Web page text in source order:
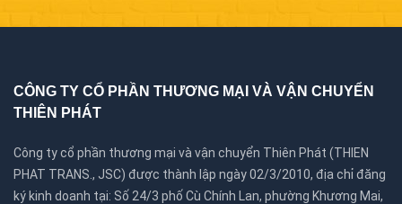
CÔNG TY CỔ PHẦN THƯƠNG MẠI VÀ VẬN CHUYỂN
THIÊN PHÁT
Công ty cổ phần thương mại và vận chuyển Thiên Phát (THIEN
PHAT TRANS., JSC) được thành lập ngày 02/3/2010, địa chỉ đăng
ký kinh doanh tại: Số 24/3 phố Cù Chính Lan, phường Khương Mai,